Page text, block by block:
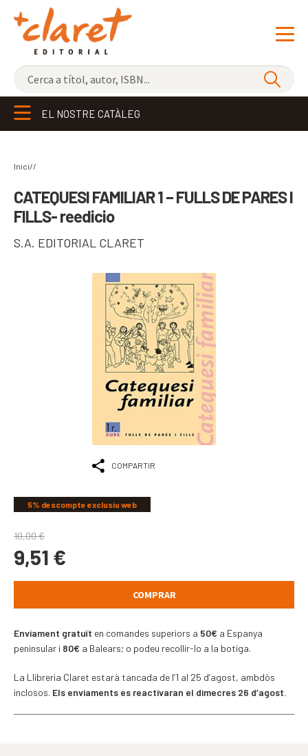
NOVETATS
ELS MÉS VENUTS
LLIBRERIA CLARET
CONTACTE
EL NOSTRE CATÀLEG
Inici//
CATEQUESI FAMILIAR 1 – FULLS DE PARES I
FILLS- reedicio
S.A. EDITORIAL CLARET
COMPARTIR
5% descompte exclusiu web
10,00€
9,51 €
COMPRAR
Enviament gratuït en comandes superiors a 50€ a Espanya
peninsular i 80€ a Balears; o podeu recollir-lo a la botiga.
La Llibreria Claret estarà tancada de l’1 al 25 d’agost, ambdòs
inclosos. Els enviaments es reactivaran el dimecres 26 d’agost.